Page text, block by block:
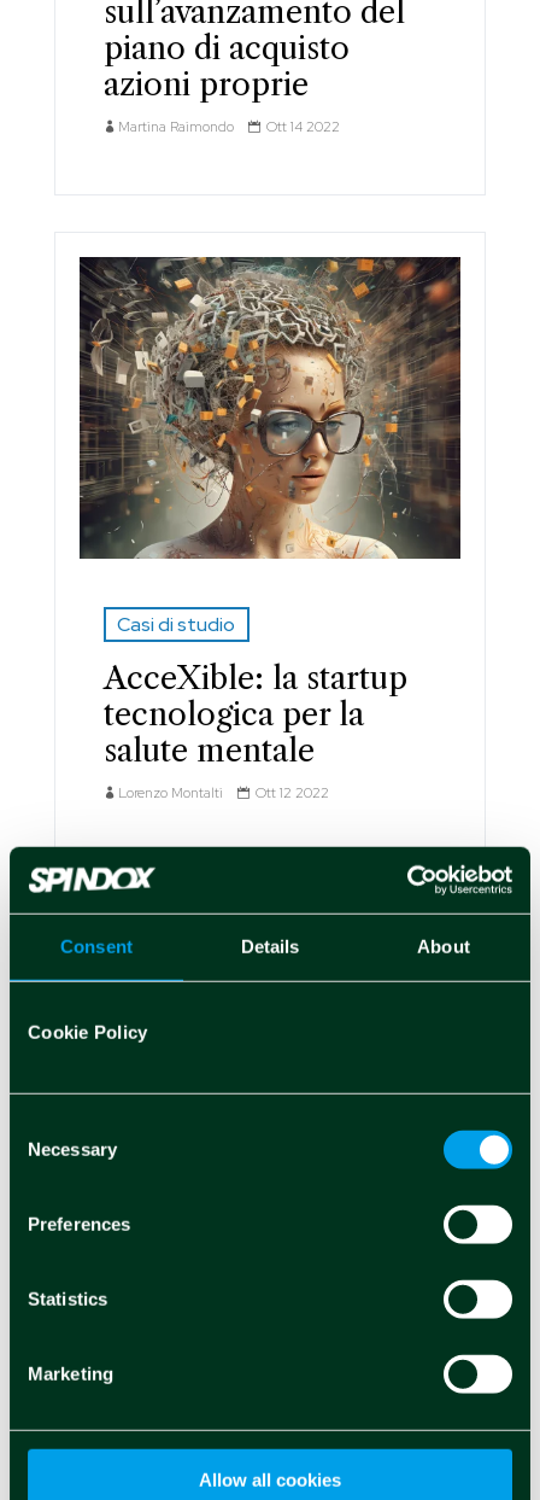
Consent Details About
Cookie Policy
Selection
Necessary
Preferences
Statistics
Marketing
Allow all cookies
sull’avanzamento del
piano di acquisto
azioni proprie
Martina Raimondo Ott 14 2022
Casi di studio
AcceXible: la startup
tecnologica per la
salute mentale
Lorenzo Montalti Ott 12 2022
Aggiornamento
sull’avanzamento del
piano di acquisto
30 60
70 80 ... »
»